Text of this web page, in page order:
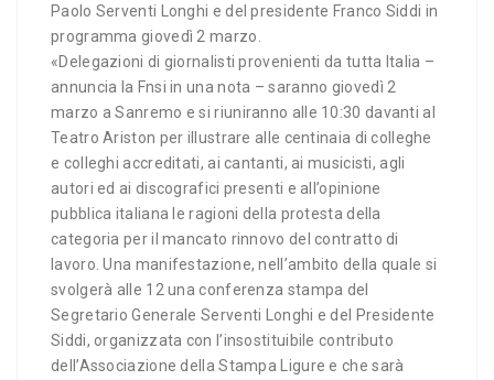
Paolo Serventi Longhi e del presidente Franco Siddi in
programma giovedì 2 marzo.
«Delegazioni di giornalisti provenienti da tutta Italia –
annuncia la Fnsi in una nota – saranno giovedì 2
marzo a Sanremo e si riuniranno alle 10:30 davanti al
Teatro Ariston per illustrare alle centinaia di colleghe
e colleghi accreditati, ai cantanti, ai musicisti, agli
autori ed ai discografici presenti e all’opinione
pubblica italiana le ragioni della protesta della
categoria per il mancato rinnovo del contratto di
lavoro. Una manifestazione, nell’ambito della quale si
svolgerà alle 12 una conferenza stampa del
Segretario Generale Serventi Longhi e del Presidente
Siddi, organizzata con l’insostituibile contributo
dell’Associazione della Stampa Ligure e che sarà